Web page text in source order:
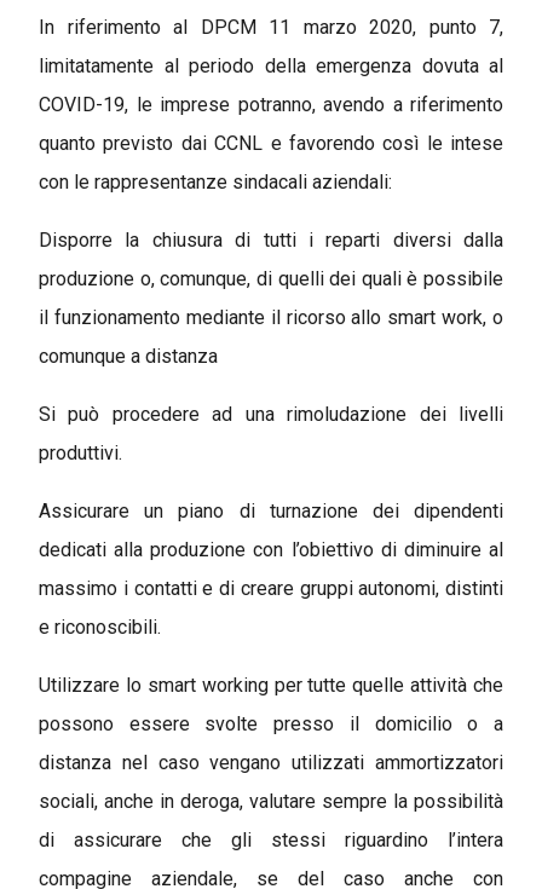
In riferimento al DPCM 11 marzo 2020, punto 7,
limitatamente al periodo della emergenza dovuta al
COVID-19, le imprese potranno, avendo a riferimento
quanto previsto dai CCNL e favorendo così le intese
con le rappresentanze sindacali aziendali:
Disporre la chiusura di tutti i reparti diversi dalla
produzione o, comunque, di quelli dei quali è possibile
il funzionamento mediante il ricorso allo smart work, o
comunque a distanza
Si può procedere ad una rimoludazione dei livelli
produttivi.
Assicurare un piano di turnazione dei dipendenti
dedicati alla produzione con l’obiettivo di diminuire al
massimo i contatti e di creare gruppi autonomi, distinti
e riconoscibili.
Utilizzare lo smart working per tutte quelle attività che
possono essere svolte presso il domicilio o a
distanza nel caso vengano utilizzati ammortizzatori
sociali, anche in deroga, valutare sempre la possibilità
di assicurare che gli stessi riguardino l’intera
compagine aziendale, se del caso anche con